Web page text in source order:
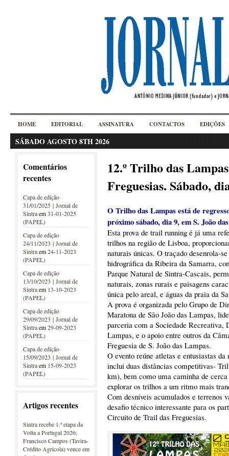
HOME EDITORIAL ASSINATURA CONTACTOS EDIÇÕES
SÁBADO AGOSTO 8TH 2026
Comentários
recentes
Capa de edição
31/01/2025 | Jornal de
Sintraem31-01-2025
(PAPEL)
Capa de edição
24/11/2023 | Jornal de
Sintraem24-11-2023
(PAPEL)
Capa de edição
13/10/2023 | Jornal de
Sintraem 13-10-2023
(PAPEL)
Capa de edição
29/09/2023 | Jornal de
Sintraem29-09-2023
(PAPEL)
Capa de edição
15/09/2023 | Jornal de
Sintraem 15-09-2023
(PAPEL)
Artigos recentes
Sintra recebe 1.ª etapa da
Volta a Portugal 2026;
Francisco Campos (Tavira-
Crédito Agricola) vence em
12.º Trilho das
Freguesias. Sábado,
O Trilho das Lampas está de
próximo sábado, dia 9, em S. João
Esta prova de trail running é já uma
trilhos na região de Lisboa,
naturais únicas. O traçado desenrola-
hidrográfica da Ribeira da Samarra,
Parque Natural de Sintra-Cascais,
naturais, zonas rurais e paisagens
única pelo areal, e águas da praia da
A prova é organizada pelo Grupo de
Maratona de São João das Lampas,
parceria com a Sociedade Recreativa,
Lampas, e o apoio entre outros da
Freguesia de S. João das Lampas.
O evento reúne atletas e entusiastas
inclui duas distâncias competitivas-
km), bem como uma caminha de
explorar os trilhos a um ritmo mais
Com desníveis acumulados e terrenos
desafio técnico interessante para os
Circuito de Trail das Freguesias.